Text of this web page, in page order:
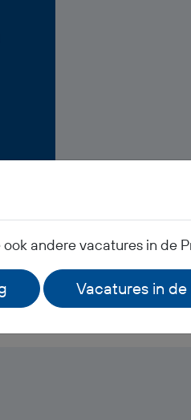
andere vacatures in de
Vacatures in